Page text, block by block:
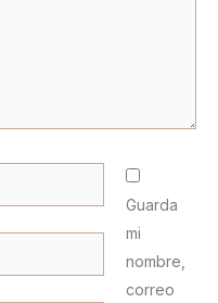
Guarda
mi
nombre,
correo